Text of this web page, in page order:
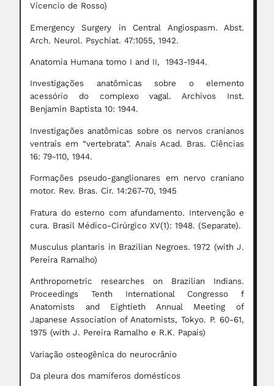
Vicencio de Rosso)
Emergency Surgery in Central Angiospasm. Abst.
Arch. Neurol. Psychiat. 47:1055, 1942.
Anatomia Humana tomo I and II, 1943-1944.
Investigações anatômicas sobre o elemento
acessório do complexo vagal. Archivos Inst.
Benjamin Baptista 10: 1944.
Investigações anatômicas sobre os nervos cranianos
ventrais em “vertebrata”. Anais Acad. Bras. Ciências
16: 79-110, 1944.
Formações pseudo-ganglionares em nervo craniano
motor. Rev. Bras. Cir. 14:267-70, 1945
Fratura do esterno com afundamento. Intervenção e
cura. Brasil Médico-Cirúrgico XV(1): 1948. (Separate).
Musculus plantaris in Brazilian Negroes. 1972 (with J.
Pereira Ramalho)
Anthropometric researches on Brazilian Indians.
Proceedings Tenth International Congresso f
Anatomists and Eightieth Annual Meeting of
Japanese Association of Anatomists, Tokyo. P. 60-61,
1975 (with J. Pereira Ramalho e R.K. Papais)
Variação osteogênica do neurocrânio
Da pleura dos mamíferos domésticos